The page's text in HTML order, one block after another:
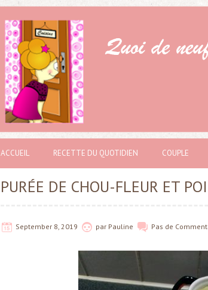
ACCUEIL RECETTE DU QUOTIDIEN COUPLE
PURÉE DE CHOU-FLEUR ET
September 8, 2019 par Pauline Pas de